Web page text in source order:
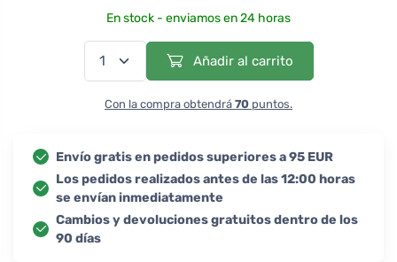
En stock - enviamos en 24 horas
Añadir al carrito
Con la compra obtendrá 70 puntos.
Envío gratis en pedidos superiores a 95 EUR
Los pedidos realizados antes de las 12:00 horas
se envían inmediatamente
Cambios y devoluciones gratuitos dentro de los
90 días